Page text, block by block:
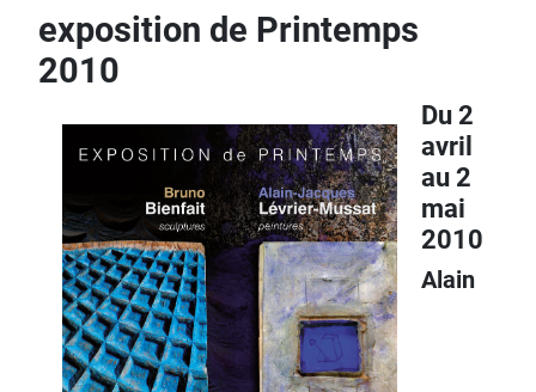
exposition de Printemps
2010
Du 2
avril
au 2
mai
2010
Alain